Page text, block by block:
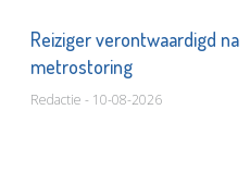
Reiziger verontwaardigd na
metrostoring
Redactie - 10-08-2026